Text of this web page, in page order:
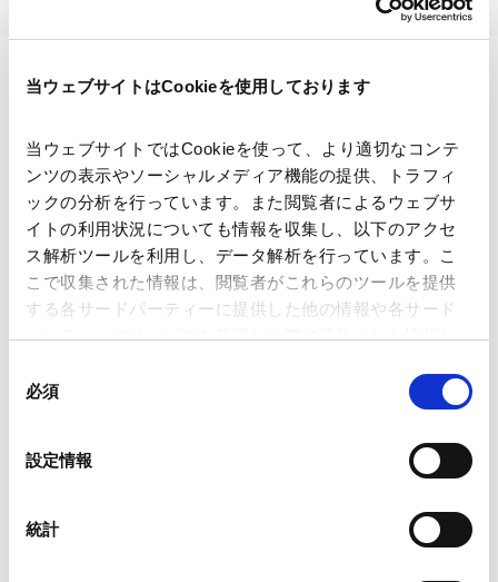
当ウェブサイトはCookieを使用しております
当ウェブサイトではCookieを使って、より適切なコンテ
ンツの表示やソーシャルメディア機能の提供、トラフィ
ックの分析を行っています。また閲覧者によるウェブサ
イトの利用状況についても情報を収集し、以下のアクセ
ス解析ツールを利用し、データ解析を行っています。こ
こで収集された情報は、閲覧者がこれらのツールを提供
する各サードパーティーに提供した他の情報や各サード
パーティーのサービスを使用した際に収集された情報と
ことがあります。
Google Analytics利用規約（
Marketo
外部サイト）
必須
設定情報
統計
講師 田子 小百合
開催日時
2026年6月1日(月)09:30～11:00
会場 The Ritz-Carlton, Berlin, Germany
運営 International Bar Association